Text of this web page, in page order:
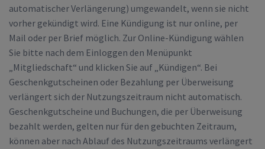
automatischer Verlängerung) umgewandelt, wenn sie nicht
vorher gekündigt wird. Eine Kündigung ist nur online, per
Mail oder per Brief möglich. Zur Online-Kündigung wählen
Sie bitte nach dem Einloggen den Menüpunkt
„Mitgliedschaft“ und klicken Sie auf „Kündigen“. Bei
Geschenkgutscheinen oder Bezahlung per Überweisung
verlängert sich der Nutzungszeitraum nicht automatisch.
Geschenkgutscheine und Buchungen, die per Überweisung
bezahlt werden, gelten nur für den gebuchten Zeitraum,
können aber nach Ablauf des Nutzungszeitraums verlängert